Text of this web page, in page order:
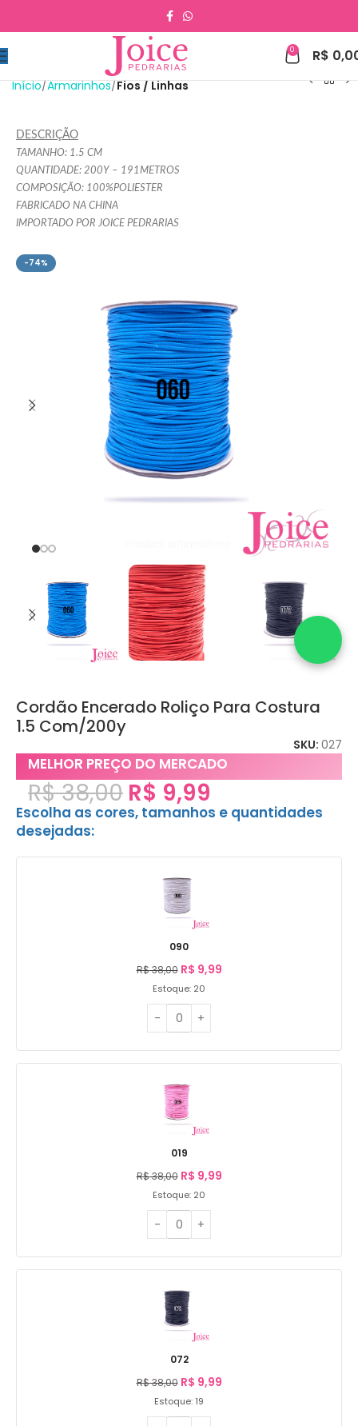
0 R$
Início Armarinhos Fios / Linhas
-74%
DESCRIÇÃO
TAMANHO: 1.5 CM
QUANTIDADE: 200Y – 191METROS
COMPOSIÇÃO: 100%POLIESTER
FABRICADO NA CHINA
IMPORTADO POR JOICE PEDRARIAS
Cordão Encerado Roliço Para Costura
1.5 Com/200y
SKU: 027
MELHOR PREÇO DO MERCADO
R$38,00 R$ 9,99
Escolha as cores, tamanhos e quantidades
desejadas:
090
R$38,00 R$ 9,99
Estoque: 20
019
R$38,00 R$ 9,99
Estoque: 20
072
R$38,00 R$ 9,99
Estoque: 19